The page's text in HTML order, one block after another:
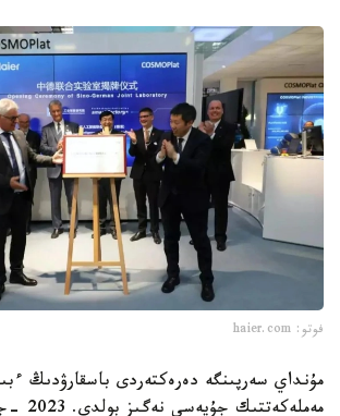
فوتو: haier.com
مۇنداي سەرپىنگە دەرەكتەردى باسقارۋدىڭ